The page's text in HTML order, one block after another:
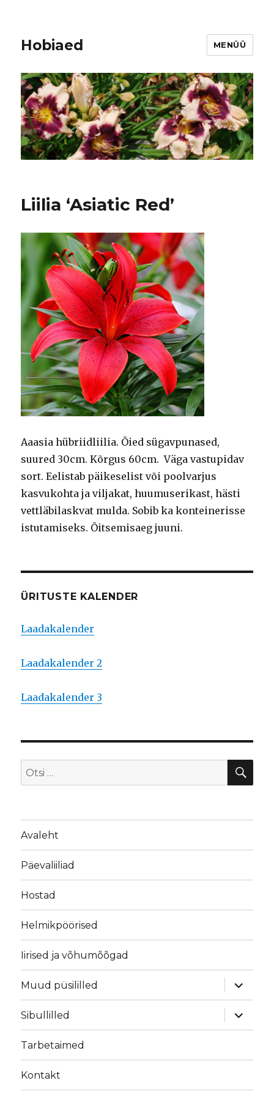
Hobiaed MENÜÜ
Liilia ‘Asiatic Red’
Aaasia hübriidliilia. Õied sügavpunased,
suured 30cm. Kõrgus 60cm. Väga vastupidav
sort. Eelistab päikeselist või poolvarjus
kasvukohta ja viljakat, huumuserikast, hästi
vettläbilaskvat mulda. Sobib ka konteinerisse
istutamiseks. Õitsemisaeg juuni.
ÜRITUSTE KALENDER
Laadakalender
Laadakalender 2
Laadakalender 3
Otsi:
Avaleht
Päevaliiliad
Hostad
Helmikpöörised
Iirised ja võhumõõgad
Muud püsililled
laienda
Sibullilled
laienda
Tarbetaimed
Kontakt